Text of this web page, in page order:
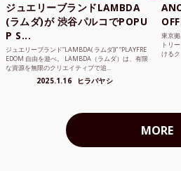
ジュエリーブランドLAMBDA
(ラムダ)が 渋谷パルコでPOPU
P S...
ジュエリーブランド“LAMBDA( ラムダ))” “PLAYFRE
EDOM 自由を遊べ。 LAMBDA（ラムダ）は、有限
な資源を無限のクリエイティブで追...
2025.1.16 ヒラバヤシ
東京
トリ
ける
MORE